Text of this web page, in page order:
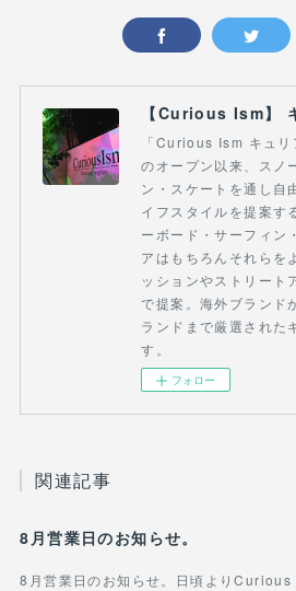
「Curious Ism キュ
のオープン以来、スノ
ン・スケートを通し自
イフスタイルを提案す
ーボード・サーフィン
アはもちろんそれらを
ッションやストリート
で提案。海外ブランド
ランドまで厳選された
す。
フォロー
関連記事
8月営業日のお知らせ。
8月営業日のお知らせ。日頃よりCurious